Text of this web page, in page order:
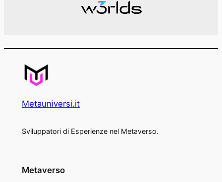
Metauniversi.it
Sviluppatori di Esperienze nel Metaverso.
Metaverso